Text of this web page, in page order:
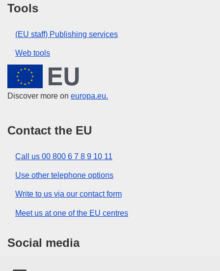
Tools
(EU staff) Publishing services
Web tools
European Union
Discover more on europa.eu.
Contact the EU
Call us 00 800 6 7 8 9 10 11
Use other telephone options
Write to us via our contact form
Meet us at one of the EU centres
Social media
Search for EU social media channels